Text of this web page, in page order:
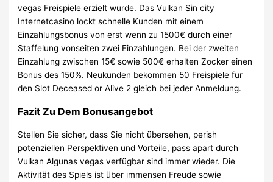
vegas Freispiele erzielt wurde. Das Vulkan Sin city
Internetcasino lockt schnelle Kunden mit einem
Einzahlungsbonus von erst wenn zu 1500€ durch einer
Staffelung vonseiten zwei Einzahlungen. Bei der zweiten
Einzahlung zwischen 15€ sowie 500€ erhalten Zocker einen
Bonus des 150%. Neukunden bekommen 50 Freispiele für
den Slot Deceased or Alive 2 gleich bei jeder Anmeldung.
Fazit Zu Dem Bonusangebot
Stellen Sie sicher, dass Sie nicht übersehen, perish
potenziellen Perspektiven und Vorteile, pass apart durch
Vulkan Algunas vegas verfügbar sind immer wieder. Die
Aktivität des Spiels ist über immensen Freude sowie